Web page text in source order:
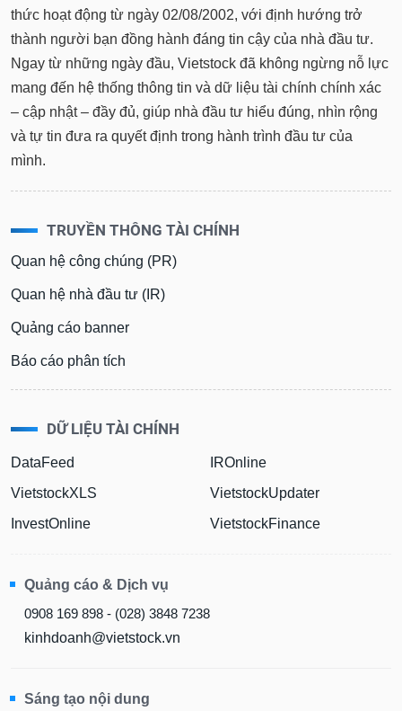
thức hoạt động từ ngày 02/08/2002, với định hướng trở
thành người bạn đồng hành đáng tin cậy của nhà đầu tư.
Ngay từ những ngày đầu, Vietstock đã không ngừng nỗ lực
mang đến hệ thống thông tin và dữ liệu tài chính chính xác
– cập nhật – đầy đủ, giúp nhà đầu tư hiểu đúng, nhìn rộng
và tự tin đưa ra quyết định trong hành trình đầu tư của
mình.
TRUYỀN THÔNG TÀI CHÍNH
Quan hệ công chúng (PR)
Quan hệ nhà đầu tư (IR)
Quảng cáo banner
Báo cáo phân tích
DỮ LIỆU TÀI CHÍNH
DataFeed
VietstockXLS
InvestOnline
IROnline
VietstockUpdater
VietstockFinance
Quảng cáo & Dịch vụ
0908 169 898 - (028) 3848 7238
kinhdoanh@vietstock.vn
Sáng tạo nội dung
chính